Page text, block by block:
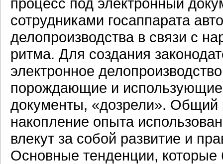
сотрудниками госаппарата
делопроизводства в связи с
ритма. Для создания
электронное
порождающие и использующие
документы, «дозрели». Общий
накопление опыта
влекут за собой развитие и
Основные тенденции, которые